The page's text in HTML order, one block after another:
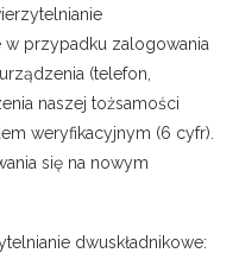
w przypadku zalogowania
(telefon,
naszej tożsamości
weryfikacyjnym (6 cyfr).
się na nowym
dwuskładnikowe: